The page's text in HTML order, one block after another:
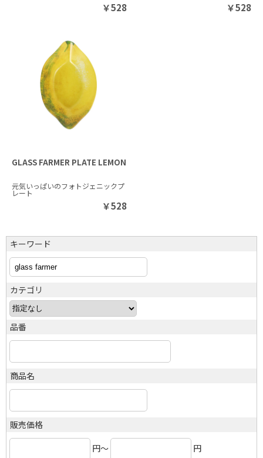
￥528 ￥528
GLASS FARMER PLATE LEMON
元気いっぱいのフォトジェニックプ
レート
￥528
キーワード
カテゴリ
品番
商品名
販売価格
円～
円